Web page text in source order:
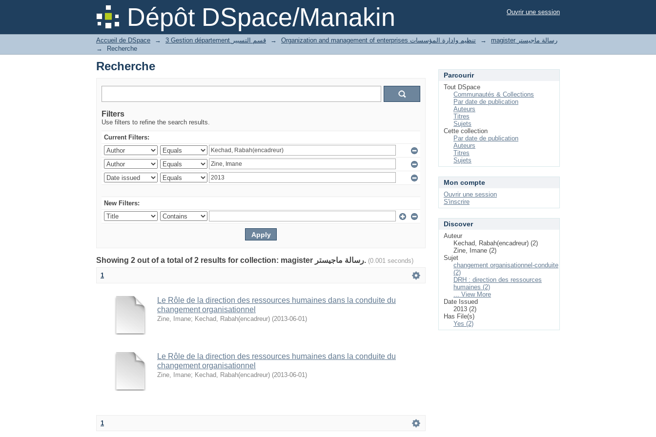
Dépôt DSpace/Manakin
Recherche Ouvrir une session
Accueil de DSpace → 3 Gestion département قسم التسيير → Organization and management of enterprises تنظيم وادارة المؤسسات →
magister رسالة ماجيستر
→
Recherche
Recherche
Filters
Use filters to refine the search results.
Current Filters:
New Filters:
Showing 2 out of a total of 2 results for collection: magister رسالة ماجيستر.
(0.001 seconds)
1
Le Rôle de la direction des ressources humaines dans la conduite du
changement organisationnel
Zine, Imane; Kechad, Rabah(encadreur) (2013-06-01)
Le Rôle de la direction des ressources humaines dans la conduite du
changement organisationnel
Zine, Imane; Kechad, Rabah(encadreur) (2013-06-01)
1
Parcourir
Tout DSpace
Communautés & Collections
Par date de publication
Auteurs
Titres
Sujets
Cette collection
Par date de publication
Auteurs
Titres
Sujets
Mon compte
Ouvrir une session
S'inscrire
Discover
Auteur
Kechad, Rabah(encadreur) (2)
Zine, Imane (2)
Sujet
changement organisationnel-conduite
(2)
DRH : direction des ressources
humaines (2)
... View More
Date Issued
2013 (2)
Has File(s)
Yes (2)